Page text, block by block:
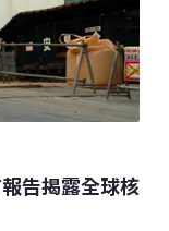
告揭露全球核